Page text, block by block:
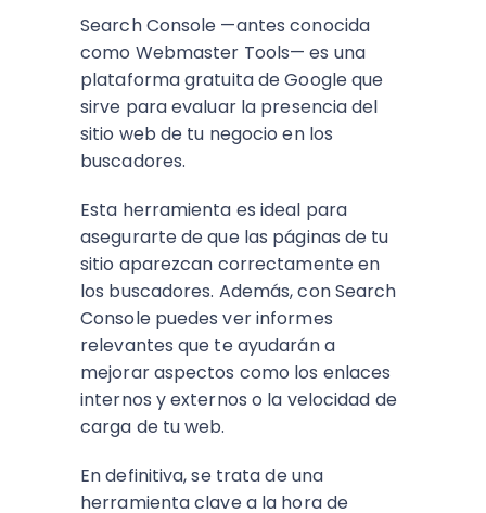
Search Console —antes conocida
como Webmaster Tools— es una
plataforma gratuita de Google que
sirve para evaluar la presencia del
sitio web de tu negocio en los
buscadores.
Esta herramienta es ideal para
asegurarte de que las páginas de tu
sitio aparezcan correctamente en
los buscadores. Además, con Search
Console puedes ver informes
relevantes que te ayudarán a
mejorar aspectos como los enlaces
internos y externos o la velocidad de
carga de tu web.
En definitiva, se trata de una
herramienta clave a la hora de